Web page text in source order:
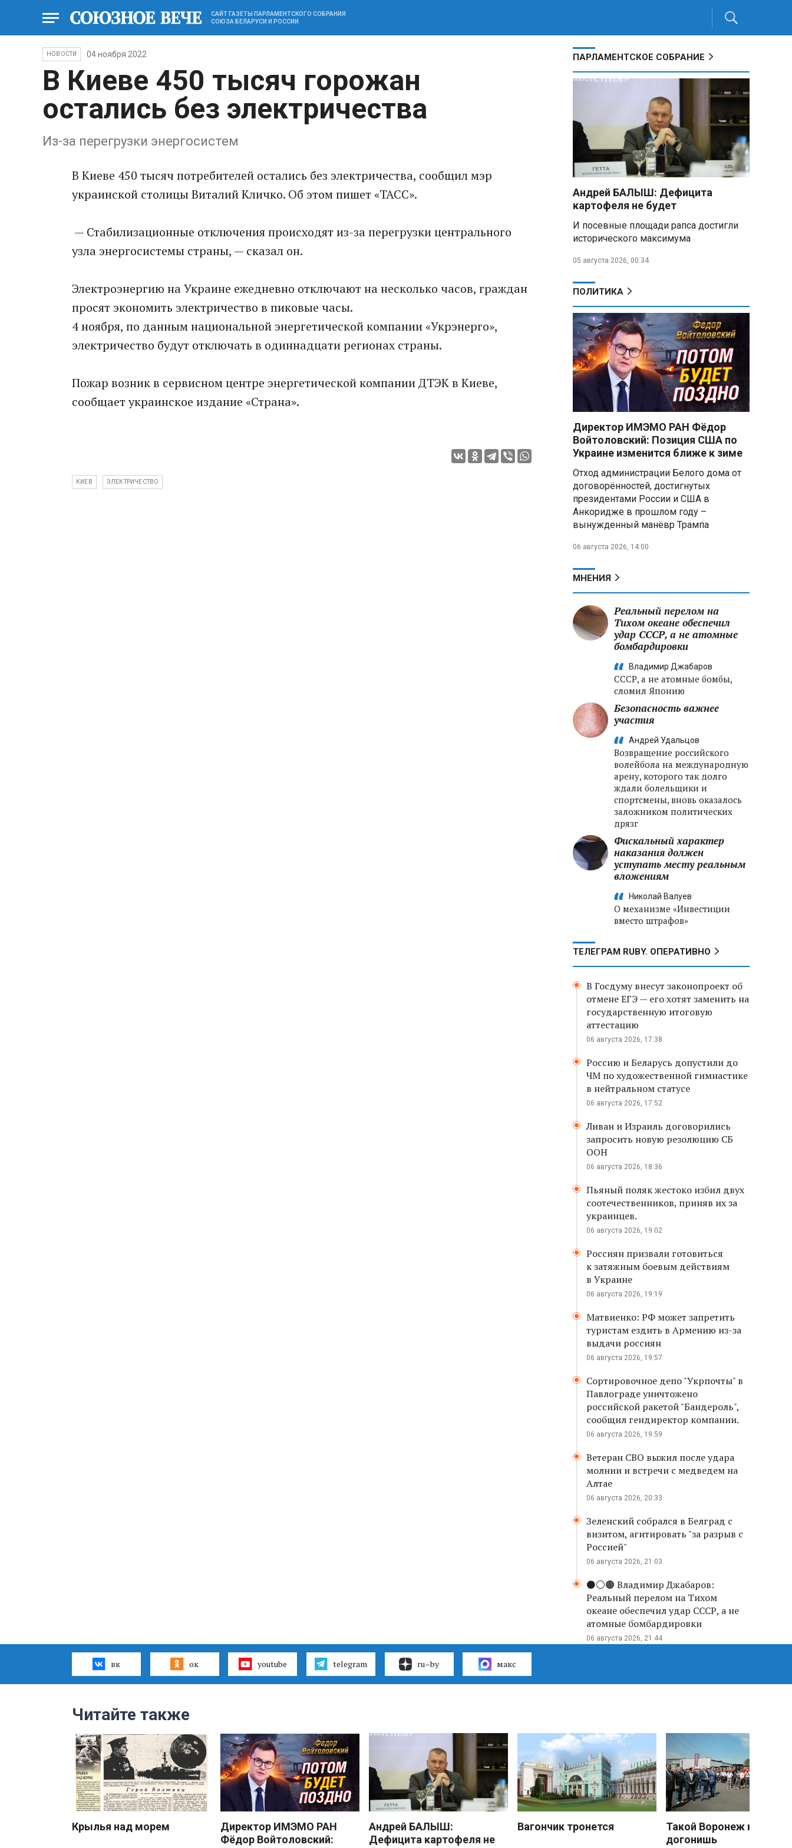
САЙТ ГАЗЕТЫ ПАРЛАМЕНТСКОГО СОБРАНИЯ
СОЮЗА БЕЛАРУСИ И РОССИИ
НОВОСТИ 04 ноября 2022
В Киеве 450 тысяч горожан
остались без электричества
Из-за перегрузки энергосистем
В Киеве 450 тысяч потребителей остались без электричества, сообщил мэр
украинской столицы Виталий Кличко. Об этом пишет «ТАСС».
— Стабилизационные отключения происходят из-за перегрузки центрального
узла энергосистемы страны, — сказал он.
Электроэнергию на Украине ежедневно отключают на несколько часов, граждан
просят экономить электричество в пиковые часы.
4 ноября, по данным национальной энергетической компании «Укрэнерго»,
электричество будут отключать в одиннадцати регионах страны.
Пожар возник в сервисном центре энергетической компании ДТЭК в Киеве,
сообщает украинское издание «Страна».
КИЕВ ЭЛЕКТРИЧЕСТВО
ПАРЛАМЕНТСКОЕ СОБРАНИЕ
Андрей БАЛЫШ: Дефицита
картофеля не будет
И посевные площади рапса достигли
исторического максимума
05 августа 2026, 00:34
ПОЛИТИКА
Директор ИМЭМО РАН Фёдор
Войтоловский: Позиция США по
Украине изменится ближе к зиме
Отход администрации Белого дома от
договорённостей, достигнутых
президентами России и США в
Анкоридже в прошлом году –
вынужденный манёвр Трампа
06 августа 2026, 14:00
МНЕНИЯ
Реальный перелом на
Тихом океане обеспечил
удар СССР, а не атомные
бомбардировки
Владимир Джабаров
СССР, а не атомные бомбы,
сломил Японию
Безопасность важнее
участия
Андрей Удальцов
Возвращение российского
волейбола на международную
арену, которого так долго
ждали болельщики и
спортсмены, вновь оказалось
заложником политических
дрязг
Фискальный характер
наказания должен
уступать месту реальным
вложениям
Николай Валуев
О механизме «Инвестиции
вместо штрафов»
ТЕЛЕГРАМ RUBY. ОПЕРАТИВНО
В Госдуму внесут законопроект об
отмене ЕГЭ — его хотят заменить на
государственную итоговую
аттестацию
06 августа 2026, 17:38
Россию и Беларусь допустили до
ЧМ по художественной гимнастике
в нейтральном статусе
06 августа 2026, 17:52
Ливан и Израиль договорились
запросить новую резолюцию СБ
ООН
06 августа 2026, 18:36
Пьяный поляк жестоко избил двух
соотечественников, приняв их за
украинцев.
06 августа 2026, 19:02
Россиян призвали готовиться
к затяжным боевым действиям
в Украине
06 августа 2026, 19:19
Матвиенко: РФ может запретить
туристам ездить в Армению из-за
выдачи россиян
06 августа 2026, 19:57
Сортировочное депо "Укрпочты" в
Павлограде уничтожено
российской ракетой "Бандероль",
сообщил гендиректор компании.
06 августа 2026, 19:59
Ветеран СВО выжил после удара
молнии и встречи с медведем на
Алтае
06 августа 2026, 20:33
Зеленский собрался в Белград с
визитом, агитировать "за разрыв с
Россией"
06 августа 2026, 21:03
⚫️⚪️🟤 Владимир Джабаров:
Реальный перелом на Тихом
океане обеспечил удар СССР, а не
атомные бомбардировки
06 августа 2026, 21:44
вк ок youtube telegram ru–by макс
Читайте также
Крылья над морем
Директор ИМЭМО РАН
Фёдор Войтоловский:
Андрей БАЛЫШ:
Дефицита картофеля не
Вагончик тронется
Такой Воронеж не
догонишь